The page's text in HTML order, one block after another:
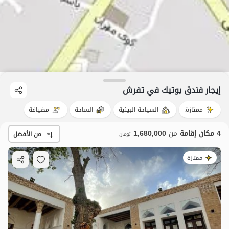
إيجار فندق بوتيك في تفرش
ممتازة. السياحة البيئية الساحة مضيافة
4 مكان إقامة من 1,680,000 تومان من الأفضل
ممتازة